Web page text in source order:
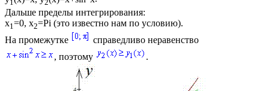
1 2
Дальше пределы интегрирования:
x1=0, x2=Pi (это известно нам по условию).
На промежутке
справедливо неравенство
, поэтому
.